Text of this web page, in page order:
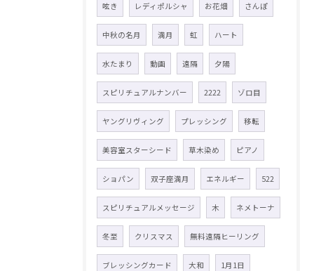
呟き レディポルシャ お花畑 さんぽ
中秋の名月 満月 虹 ハート
水たまり 動画 遠隔 夕陽
スピリチュアルナンバー 2222 ゾロ目
ヤングリヴィング プレッシング 移転
美容室スターシード 草木染め ピアノ
ショパン 双子座満月 エネルギー 522
スピリチュアルメッセージ 木 ネメトーナ
冬至 クリスマス 無料遠隔ヒーリング
ブレッシングカード 大和 1月1日